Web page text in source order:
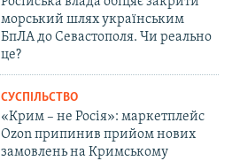
морський шлях українським
БпЛА до Севастополя. Чи реально
це?
СУСПІЛЬСТВО
«Крим – не Росія»: маркетплейс
Ozon припинив прийом нових
замовлень на Кримському